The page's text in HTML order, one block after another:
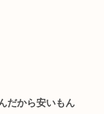
だから安いもん